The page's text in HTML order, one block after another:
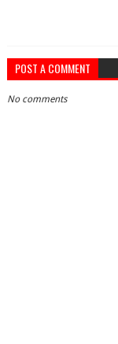
POST A COMMENT
No comments